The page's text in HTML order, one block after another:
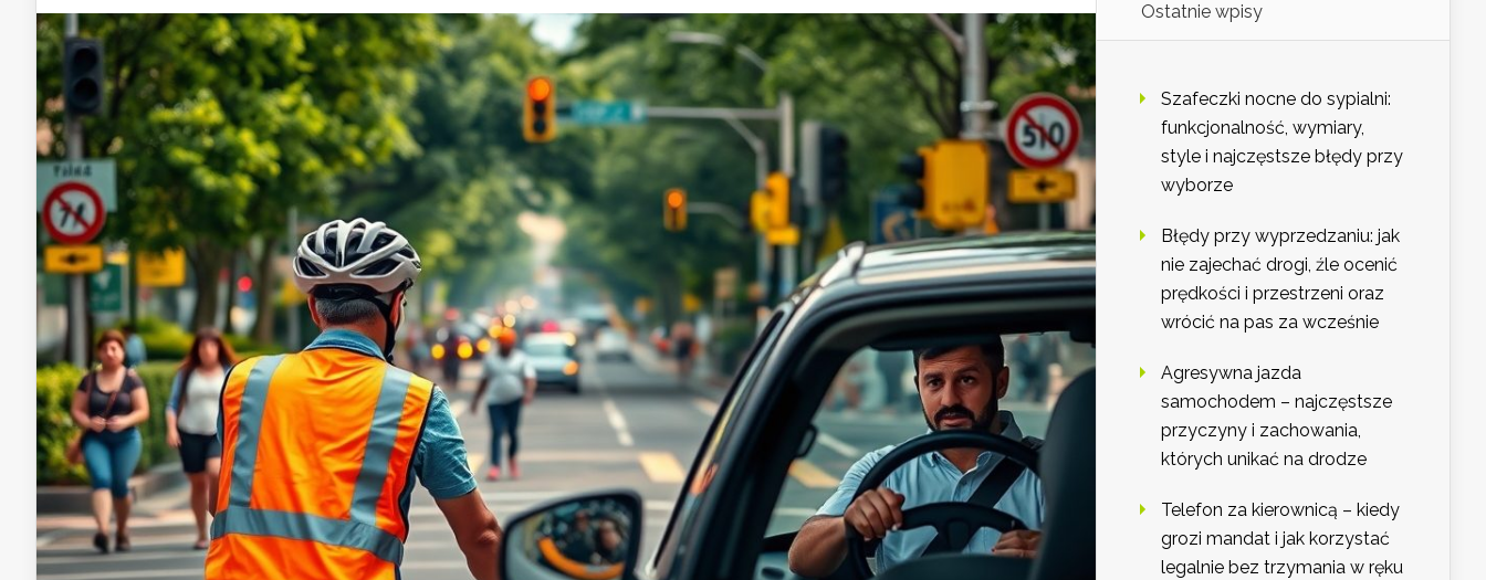
Ostatnie wpisy
Szafeczki nocne do sypialni:
funkcjonalność, wymiary,
style i najczęstsze błędy przy
wyborze
Błędy przy wyprzedzaniu: jak
nie zajechać drogi, źle ocenić
prędkości i przestrzeni oraz
wrócić na pas za wcześnie
Agresywna jazda
samochodem – najczęstsze
przyczyny i zachowania,
których unikać na drodze
Telefon za kierownicą – kiedy
grozi mandat i jak korzystać
legalnie bez trzymania w ręku